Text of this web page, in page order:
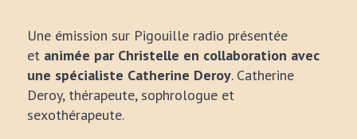
Une émission sur Pigouille radio présentée
et animée par Christelle en collaboration avec
une spécialiste Catherine Deroy. Catherine
Deroy, thérapeute, sophrologue et
sexothérapeute.